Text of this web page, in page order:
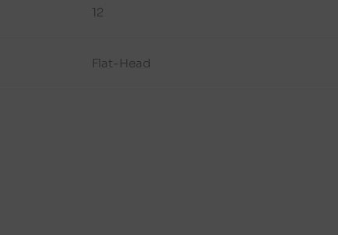
12
Flat-Head